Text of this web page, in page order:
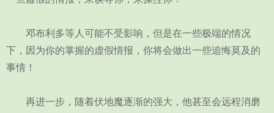
邓布利多等人可能不受影响，但是在一些极端的情况
下，因为你的掌握的虚假情报，你将会做出一些追悔莫及的
事情！
再进一步，随着伏地魔逐渐的强大，他甚至会远程消磨